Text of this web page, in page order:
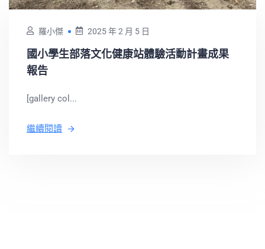
羅小傑 2025 年 2 月 5 日
國小學生部落文化健康站體驗活動計畫成果
報告
[gallery col...
繼續閱讀